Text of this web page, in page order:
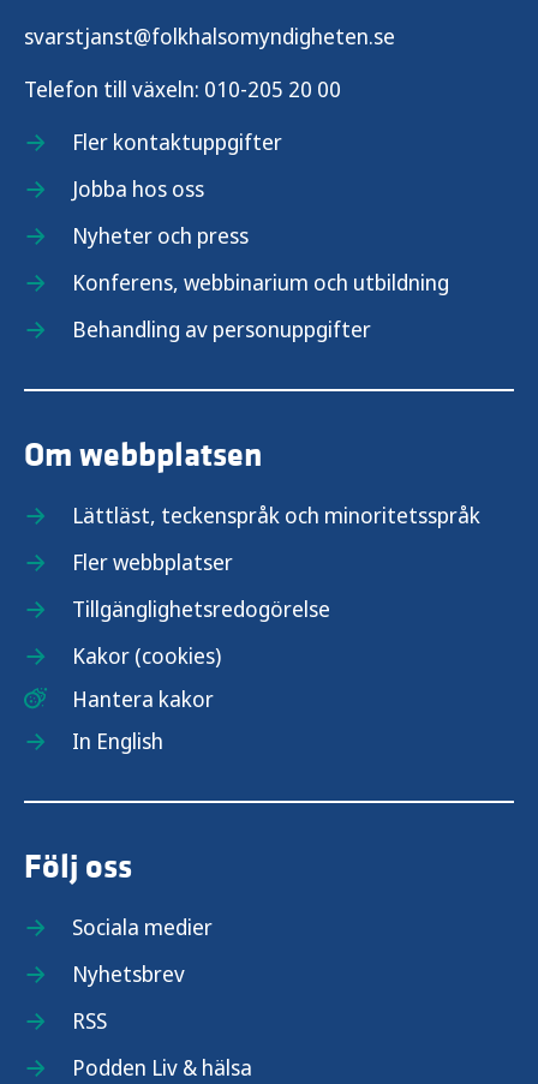
svarstjanst@folkhalsomyndigheten.se
Telefon till växeln: 010-205 20 00
Fler kontaktuppgifter
Jobba hos oss
Nyheter och press
Konferens, webbinarium och utbildning
Behandling av personuppgifter
Om webbplatsen
Lättläst, teckenspråk och minoritetsspråk
Fler webbplatser
Tillgänglighetsredogörelse
Kakor (cookies)
Hantera kakor
In English
Följ oss
Sociala medier
Nyhetsbrev
RSS
Podden Liv & hälsa